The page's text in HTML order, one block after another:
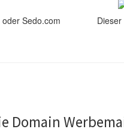
Sedo.com
Domain